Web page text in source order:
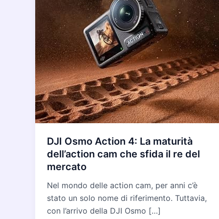
DJI Osmo Action 4: La maturità
dell’action cam che sfida il re del
mercato
Nel mondo delle action cam, per anni c’è
stato un solo nome di riferimento. Tuttavia,
con l’arrivo della DJI Osmo […]